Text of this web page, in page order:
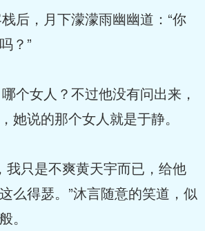
后，月下濛濛雨幽幽道：“你
？”
个女人？不过他没有问出来，
她说的那个女人就是于静。
只是不爽黄天宇而已，给他
么得瑟。”沐言随意的笑道，似
。